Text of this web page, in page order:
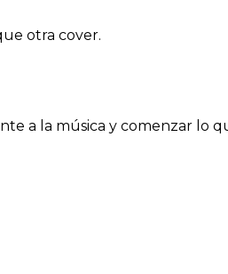
otra cover.
a la música y comenzar lo